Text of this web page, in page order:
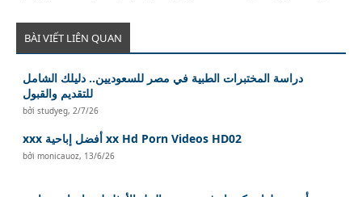
BÀI VIẾT LIÊN QUAN
دراسة المختبرات الطبية في مصر للسعوديين.. دليلك الشامل
للتقديم والقبول
bởistudyeg, 2/7/26
xxx أفضل إباحية xx Hd Porn Videos HD02
bởimonicauoz, 13/6/26